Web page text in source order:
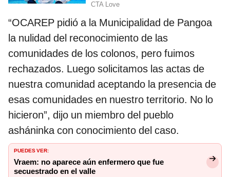
“OCAREP pidió a la Municipalidad de Pangoa
la nulidad del reconocimiento de las
comunidades de los colonos, pero fuimos
rechazados. Luego solicitamos las actas de
nuestra comunidad aceptando la presencia de
esas comunidades en nuestro territorio. No lo
hicieron”, dijo un miembro del pueblo
asháninka con conocimiento del caso.
PUEDES VER:
Vraem: no aparece aún enfermero que fue
secuestrado en el valle